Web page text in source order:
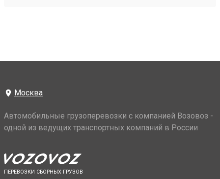
Москва
Автомобильные грузоперевозки с компанией Возовоз -
одной из ведущих транспортных компаний в России
ПЕРЕВОЗКИ СБОРНЫХ ГРУЗОВ